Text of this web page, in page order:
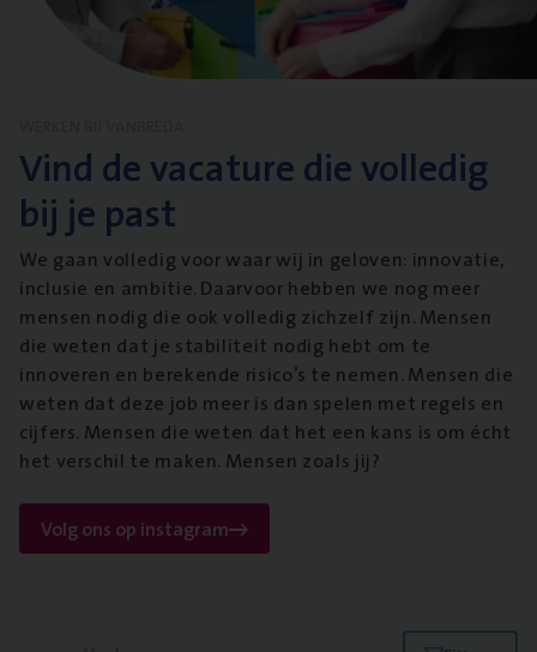
Vind de vacature die volledig
bij je past
We gaan volledig voor waar wij in geloven: innovatie,
inclusie en ambitie. Daarvoor hebben we nog meer
mensen nodig die ook volledig zichzelf zijn. Mensen
die weten dat je stabiliteit nodig hebt om te
innoveren en berekende risico’s te nemen. Mensen die
weten dat deze job meer is dan spelen met regels en
cijfers. Mensen die weten dat het een kans is om écht
het verschil te maken. Mensen zoals jij?
Volg ons op instagram